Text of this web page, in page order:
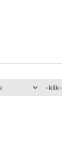
-klik-